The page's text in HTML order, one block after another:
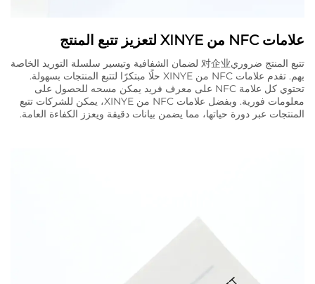
علامات NFC من XINYE لتعزيز تتبع المنتج
تتبع المنتج ضروري对企业 لضمان الشفافية وتيسير سلسلة التوريد الخاصة
بهم. تقدم علامات NFC من XINYE حلًا مبتكرًا لتتبع المنتجات بسهولة.
تحتوي كل علامة NFC على معرف فريد يمكن مسحه للحصول على
معلومات فورية. وبفضل علامات NFC من XINYE، يمكن للشركات تتبع
المنتجات عبر دورة حياتها، مما يضمن بيانات دقيقة ويعزز الكفاءة العامة.